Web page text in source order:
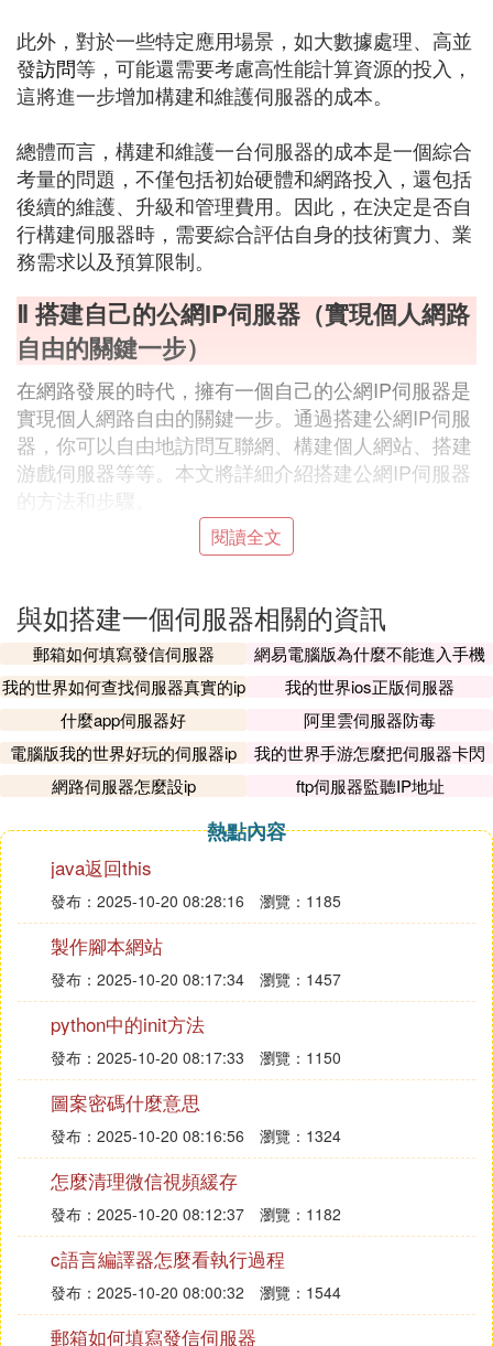
此外，對於一些特定應用場景，如大數據處理、高並
發訪問等，可能還需要考慮高性能計算資源的投入，
這將進一步增加構建和維護伺服器的成本。
總體而言，構建和維護一台伺服器的成本是一個綜合
考量的問題，不僅包括初始硬體和網路投入，還包括
後續的維護、升級和管理費用。因此，在決定是否自
行構建伺服器時，需要綜合評估自身的技術實力、業
務需求以及預算限制。
Ⅱ 搭建自己的公網IP伺服器（實現個人網路
自由的關鍵一步）
在網路發展的時代，擁有一個自己的公網IP伺服器是
實現個人網路自由的關鍵一步。通過搭建公網IP伺服
器，你可以自由地訪問互聯網、構建個人網站、搭建
游戲伺服器等等。本文將詳細介紹搭建公網IP伺服器
的方法和步驟。
工作，包括選擇合適的硬體設備和購買一個可靠的互
聯網服務供應商（ISP）。
選擇硬體設備
選擇一台適合搭建公網IP伺服器的硬體設備非常重
要。你可以選擇一台性能較好的台式機或伺服器，並
確保它具有足夠的處理能力和存儲空間來運行所需的
服務和應用程序。
購買靜態公網IP地址
為了搭建公網IP伺服器，你需要購買一個靜態公網IP
地址。與動態IP地址不同，靜態IP地址是始終保持不
變的，這對於遠程訪問和搭建伺服器至關重要。
安裝操作系統
選擇一個適合伺服器的操作系統，如Linux或Window
sServer，並按照相應的說明安裝在你的硬體設備
上。
配置網路設置
在搭建公網IP伺服器之前，你需要配置網路設置。這
包括設置靜態IP地址、子網掩碼、網關和DNS伺服器
等。
設置埠轉發
為了使公網能夠訪問你的伺服器，你需要設置埠轉
發。這涉及到將公網IP地址與伺服器內部的私有IP地
址進行映射，並將相關埠打開。
閱讀全文
與如搭建一個伺服器相關的資訊
郵箱如何填寫發信伺服器
網易電腦版為什麼不能進入手機
伺服器
我的世界如何查找伺服器真實的ip
我的世界ios正版伺服器
什麼app伺服器好
阿里雲伺服器防毒
電腦版我的世界好玩的伺服器ip
我的世界手游怎麼把伺服器卡閃
退
網路伺服器怎麼設ip ftp伺服器監聽IP地址
熱點內容
java返回this
發布：2025-10-20 08:28:16 瀏覽：1185
製作腳本網站
發布：2025-10-20 08:17:34 瀏覽：1457
python中的init方法
發布：2025-10-20 08:17:33 瀏覽：1150
圖案密碼什麼意思
發布：2025-10-20 08:16:56 瀏覽：1324
怎麼清理微信視頻緩存
發布：2025-10-20 08:12:37 瀏覽：1182
c語言編譯器怎麼看執行過程
發布：2025-10-20 08:00:32 瀏覽：1544
郵箱如何填寫發信伺服器